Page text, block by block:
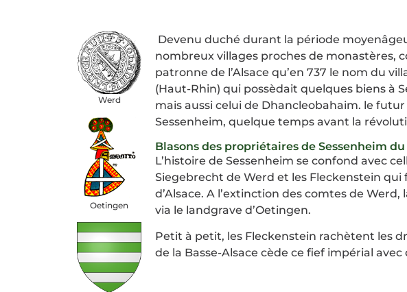
Werd
Oetingen
Devenu duché durant la période
nombreux villages proches de monastères,
patronne de l’Alsace qu’en 737 le nom du
(Haut-Rhin) qui possèdait quelques biens à
mais aussi celui de Dhancleobahaim. le
Sessenheim, quelque temps avant la
Blasons des propriétaires de Sessenheim du
L’histoire de Sessenheim se confond avec
Siegebrecht de Werd et les Fleckenstein
d’Alsace. A l’extinction des comtes de
via le landgrave d’Oetingen.
Petit à petit, les Fleckenstein rachètent les
de la Basse-Alsace cède ce fief impérial